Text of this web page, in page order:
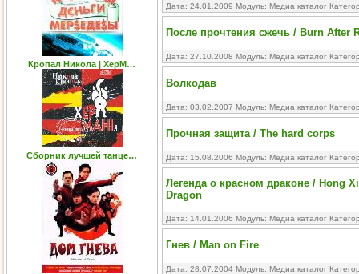
Кропал Никола | ХерМ…
Сборник лучшей танце…
Дата: 24.01.2009 Модуль: Медиа каталог
После прочтения сжечь / Burn After
Дата: 27.10.2008 Модуль: Медиа каталог
Волкодав
Дата: 03.02.2007 Модуль: Медиа каталог
Прочная защита / The hard corps
Дата: 15.08.2006 Модуль: Медиа каталог
Легенда о красном драконе / Hong
Dragon
Дата: 14.01.2006 Модуль: Медиа каталог
Гнев / Man on Fire
Дата: 28.07.2004 Модуль: Медиа каталог